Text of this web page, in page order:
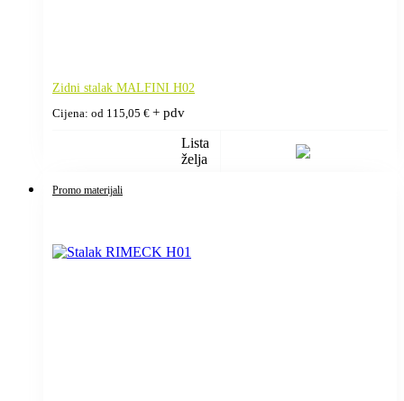
Zidni stalak MALFINI H02
Cijena: od 115,05 € + pdv
Lista
želja
Promo materijali